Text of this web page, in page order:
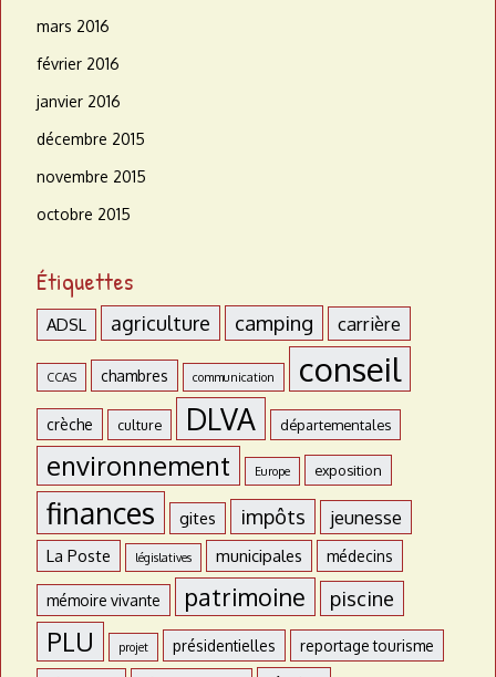
mars 2016
février 2016
janvier 2016
décembre 2015
novembre 2015
octobre 2015
Étiquettes
ADSL agriculture camping carrière
CCAS chambres communication conseil
crèche culture DLVA départementales
environnement Europe exposition
finances gites impôts jeunesse
La Poste législatives municipales médecins
mémoire vivante patrimoine piscine
PLU projet présidentielles reportage tourisme